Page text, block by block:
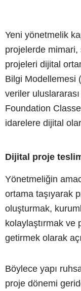
Yeni yönetmelik
projelerde
projeleri dijital
Bilgi Modellemesi
veriler
Foundation
idarelere dijital
Dijital proje
Yönetmeliğin
ortama taşıyarak
oluşturmak,
kolaylaştırmak ve
getirmek olarak
Böylece yapı
proje dönemi